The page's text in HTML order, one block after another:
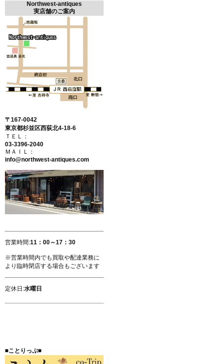
Northwest-antiques
実店舗のご案内
〒167-0042
東京都杉並区西荻北4-18-6
ＴＥＬ：
03-3396-2040
ＭＡＩＬ：
info@northwest-antiques.com
営業時間:11：00～17：30
※営業時間内でも買取や配達業務に
より臨時閉店する場合もございます
定休日:水曜日
■ことりっぷ■